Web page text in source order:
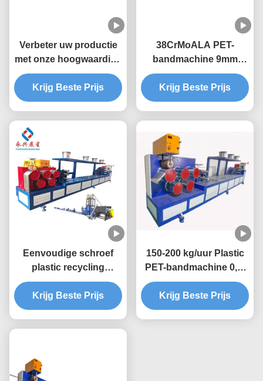
Verbeter uw productie
met onze hoogwaardige
PET-bandmachine
Krijg Beste Prijs
38CrMoALA PET-
bandmachine 9mm
bandmachine
Krijg Beste Prijs
Eenvoudige schroef
plastic recycling
machine 9 mm PET
band extrusie lijn
Krijg Beste Prijs
150-200 kg/uur Plastic
PET-bandmachine 0,4-
1,5 mm
Krijg Beste Prijs